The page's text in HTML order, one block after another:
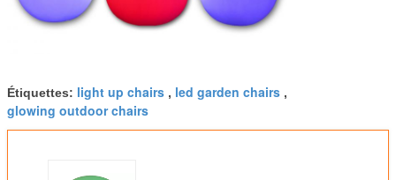
Étiquettes: light up chairs , led garden chairs ,
glowing outdoor chairs